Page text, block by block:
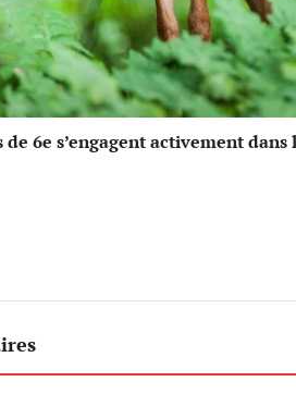
de 6e s’engagent activement